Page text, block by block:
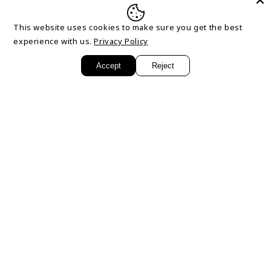
Rechtliches
This website uses cookies to make sure you get the best
experience with us. Privacy Policy
Accept Reject